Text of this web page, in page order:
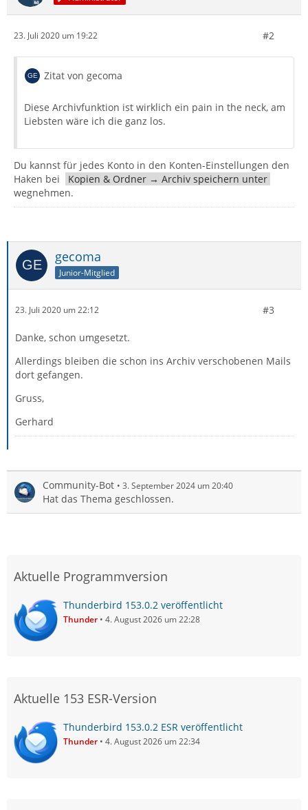
23. Juli 2020 um 19:22 #2
Zitat von gecoma
Diese Archivfunktion ist wirklich ein pain in the neck, am
Liebsten wäre ich die ganz los.
Du kannst für jedes Konto in den Konten-Einstellungen den
Haken bei
Kopien & Ordner → Archiv speichern unter
wegnehmen.
gecoma
Junior-Mitglied
23. Juli 2020 um 22:12 #3
Danke, schon umgesetzt.
Allerdings bleiben die schon ins Archiv verschobenen Mails
dort gefangen.
Gruss,
Gerhard
Community-Bot 3. September 2024 um 20:40
Hat das Thema geschlossen.
Aktuelle Programmversion
Thunderbird 153.0.2 veröffentlicht
Thunder 4. August 2026 um 22:28
Aktuelle 153 ESR-Version
Thunderbird 153.0.2 ESR veröffentlicht
Thunder 4. August 2026 um 22:34